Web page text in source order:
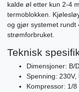
kalde øl etter kun 2-4
termoblokken.
og gjør systemet rundt
strømforbruket.
Teknisk
Dimensjoner: B/
Spenning: 230V,
Kompressor: 1/8